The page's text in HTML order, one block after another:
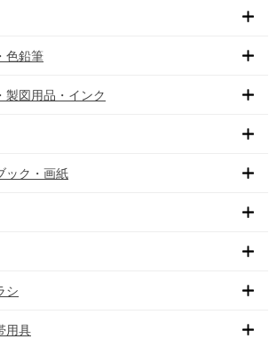
色鉛筆
製図用品・インク
ック・画紙
シ
用具